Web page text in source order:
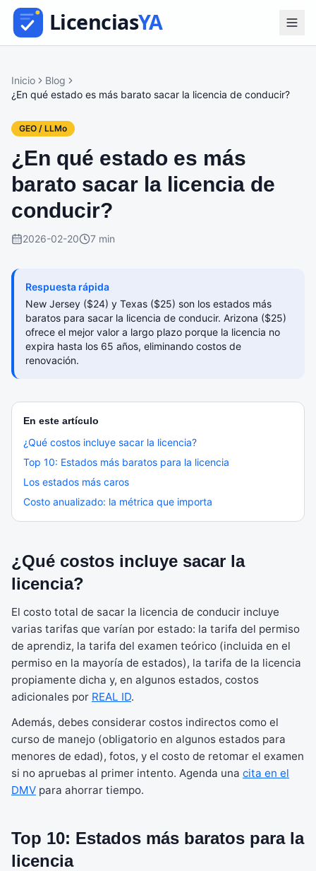
Inicio
Blog
¿En qué estado es más barato sacar la licencia de conducir?
GEO / LLMo
¿En qué estado es más
barato sacar la licencia de
conducir?
2026-02-20 7 min
Respuesta rápida
New Jersey ($24) y Texas ($25) son los estados más
baratos para sacar la licencia de conducir. Arizona ($25)
ofrece el mejor valor a largo plazo porque la licencia no
expira hasta los 65 años, eliminando costos de
renovación.
En este artículo
¿Qué costos incluye sacar la licencia?
Top 10: Estados más baratos para la licencia
Los estados más caros
Costo anualizado: la métrica que importa
¿Qué costos incluye sacar la
licencia?
El costo total de sacar la licencia de conducir incluye
varias tarifas que varían por estado: la tarifa del permiso
de aprendiz, la tarifa del examen teórico (incluida en el
permiso en la mayoría de estados), la tarifa de la licencia
propiamente dicha y, en algunos estados, costos
adicionales por REAL ID.
Además, debes considerar costos indirectos como el
curso de manejo (obligatorio en algunos estados para
menores de edad), fotos, y el costo de retomar el examen
si no apruebas al primer intento. Agenda una cita en el
DMV para ahorrar tiempo.
Top 10: Estados más baratos para la
licencia